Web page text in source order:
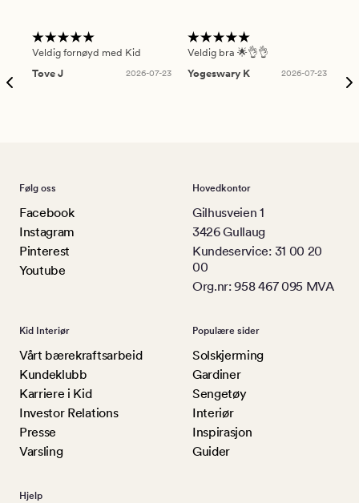
Veldig fornøyd med Kid
Tove J
2026-07-23
Veldig bra 🌟👌👌
Yogeswary K
2026-07-23
Følg oss
Facebook
Instagram
Pinterest
Youtube
Hovedkontor
Gilhusveien 1
3426 Gullaug
Kundeservice: 31 00 20
00
Org.nr: 958 467 095 MVA
Kid Interiør
Vårt bærekraftsarbeid
Kundeklubb
Karriere i Kid
Investor Relations
Presse
Varsling
Populære sider
Solskjerming
Gardiner
Sengetøy
Interiør
Inspirasjon
Guider
Hjelp